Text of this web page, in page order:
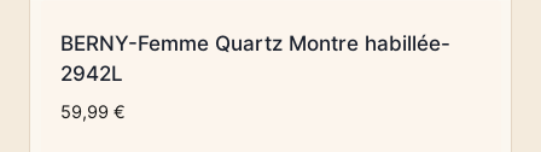
BERNY-Femme Quartz Montre habillée-
2942L
59,99 €